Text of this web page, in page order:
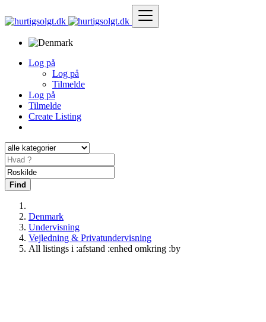
Log på
Log på
Tilmelde
Log på
Tilmelde
Create Listing
Find
Denmark
Undervisning
Vejledning & Privatundervisning
All listings i :afstand :enhed omkring :by